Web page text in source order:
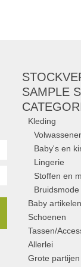
SAMPLE
Kleding
Baby's en
Lingerie
Stoffen en
Bruidsmode
Baby artikelen
Schoenen
Tassen/
Allerlei
Grote partijen